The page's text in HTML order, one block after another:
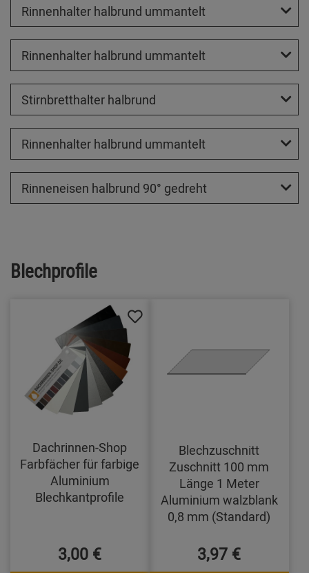
Rinnenhalter halbrund ummantelt
Rinnenhalter halbrund ummantelt
Stirnbretthalter halbrund
Rinnenhalter halbrund ummantelt
Rinneneisen halbrund 90° gedreht
Blechprofile
Dachrinnen-Shop
Farbfächer für farbige
Aluminium
Blechkantprofile
3,00 €
Blechzuschnitt
Zuschnitt 100 mm
Länge 1 Meter
Aluminium walzblank
0,8 mm (Standard)
3,97 €